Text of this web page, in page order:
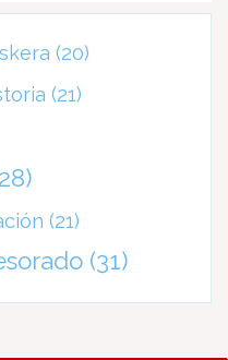
(20)
(21)
(21)
(31)